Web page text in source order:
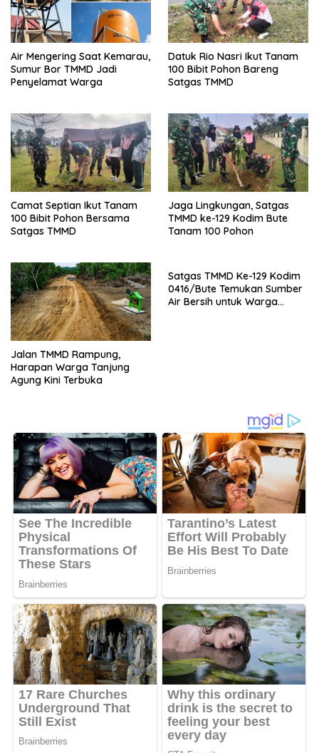
Air Mengering Saat Kemarau,
Sumur Bor TMMD Jadi
Penyelamat Warga
Datuk Rio Nasri Ikut Tanam
100 Bibit Pohon Bareng
Satgas TMMD
Camat Septian Ikut Tanam
100 Bibit Pohon Bersama
Satgas TMMD
Jaga Lingkungan, Satgas
TMMD ke-129 Kodim Bute
Tanam 100 Pohon
Jalan TMMD Rampung,
Harapan Warga Tanjung
Agung Kini Terbuka
Satgas TMMD Ke-129 Kodim
0416/Bute Temukan Sumber
Air Bersih untuk Warga